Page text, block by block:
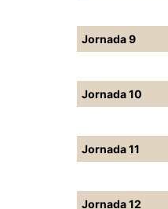
Jornada 9
Jornada 10
Jornada 11
Jornada 12